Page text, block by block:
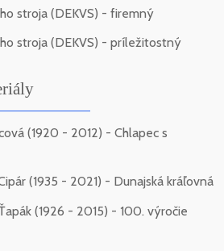
stroja (DEKVS) - firemný
stroja (DEKVS) - príležitostný
(1920 - 2012) - Chlapec s
(1935 - 2021) - Dunajská kráľovná
(1926 - 2015) - 100. výročie